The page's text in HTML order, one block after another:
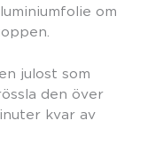
om
julost som
den över
kvar av